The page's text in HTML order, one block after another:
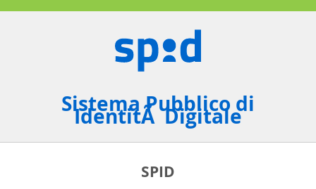
Sistema Pubblico di
IdentitÃ Digitale
SPID